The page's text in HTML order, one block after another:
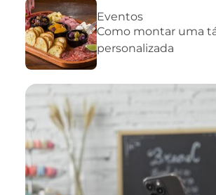
Eventos
Como montar uma
personalizada